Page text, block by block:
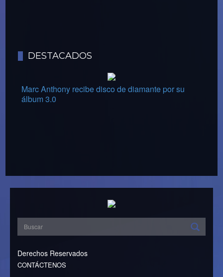
DESTACADOS
Marc Anthony recibe disco de diamante por su
álbum 3.0
Derechos Reservados
CONTÁCTENOS